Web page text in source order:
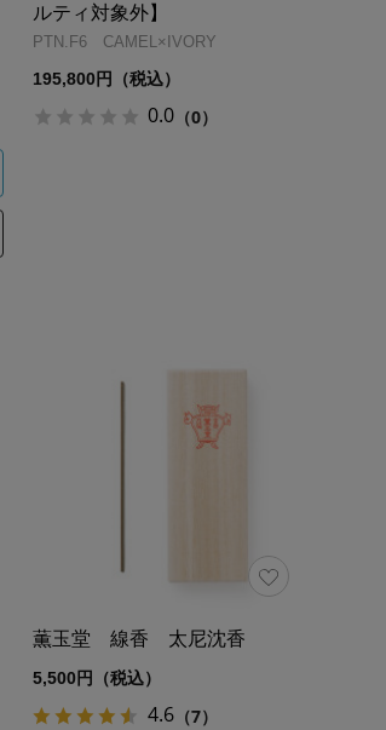
ルティ対象外】
PTN.F6 CAMEL×IVORY
195,800円（税込）
0.0 （0）
薫玉堂 線香 太尼沈香
5,500円（税込）
4.6 （7）